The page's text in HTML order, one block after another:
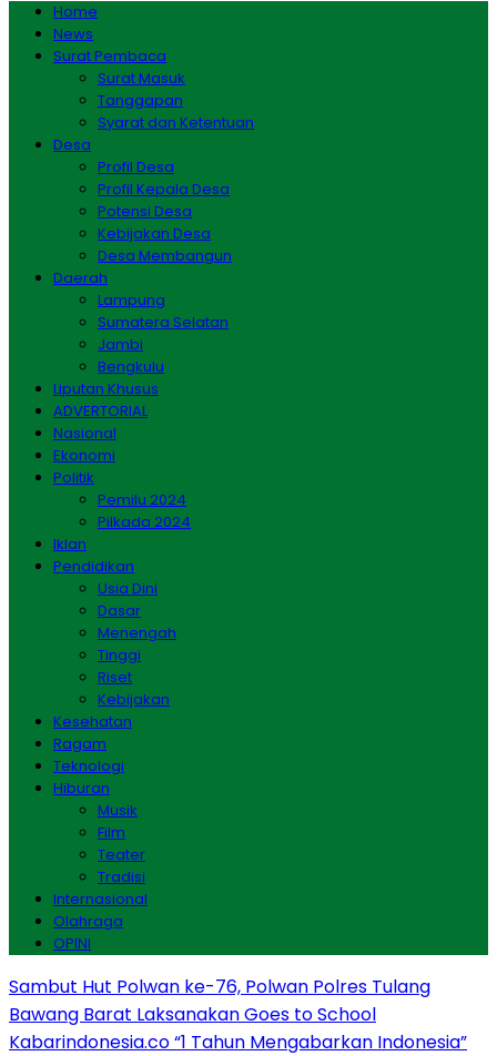
Home
News
Surat Pembaca
Surat Masuk
Tanggapan
Syarat dan Ketentuan
Desa
Profil Desa
Profil Kepala Desa
Potensi Desa
Kebijakan Desa
Desa Membangun
Daerah
Lampung
Sumatera Selatan
Jambi
Bengkulu
Liputan Khusus
ADVERTORIAL
Nasional
Ekonomi
Politik
Pemilu 2024
Pilkada 2024
Iklan
Pendidikan
Usia Dini
Dasar
Menengah
Tinggi
Riset
Kebijakan
Kesehatan
Ragam
Teknologi
Hiburan
Musik
Film
Teater
Tradisi
Internasional
Olahraga
OPINI
Sambut Hut Polwan ke-76, Polwan Polres Tulang
Bawang Barat Laksanakan Goes to School
Kabarindonesia.co “1 Tahun Mengabarkan Indonesia”